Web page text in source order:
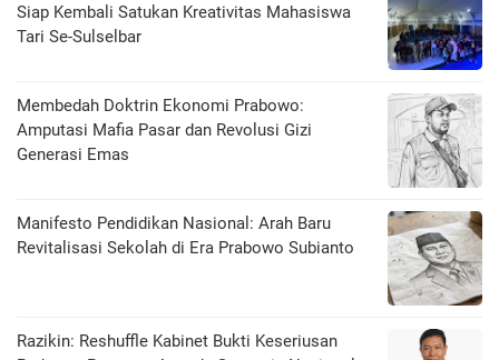
Siap Kembali Satukan Kreativitas Mahasiswa
Tari Se-Sulselbar
Membedah Doktrin Ekonomi Prabowo:
Amputasi Mafia Pasar dan Revolusi Gizi
Generasi Emas
Manifesto Pendidikan Nasional: Arah Baru
Revitalisasi Sekolah di Era Prabowo Subianto
Razikin: Reshuffle Kabinet Bukti Keseriusan